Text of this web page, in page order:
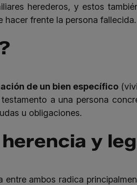
herederos, y estos
frente la persona fallecida.
de un bien específico
a una persona
u obligaciones.
y
ambos radica